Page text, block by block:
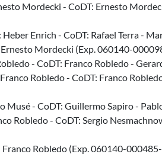
Mordecki - CoDT: Ernesto
Enrich - CoDT: Rafael Terra -
Mordecki (Exp. 060140-
- CoDT: Franco Robledo -
Robledo - CoDT: Franco
- CoDT: Guillermo Sapiro -
Robledo - CoDT: Sergio
Robledo (Exp. 060140-